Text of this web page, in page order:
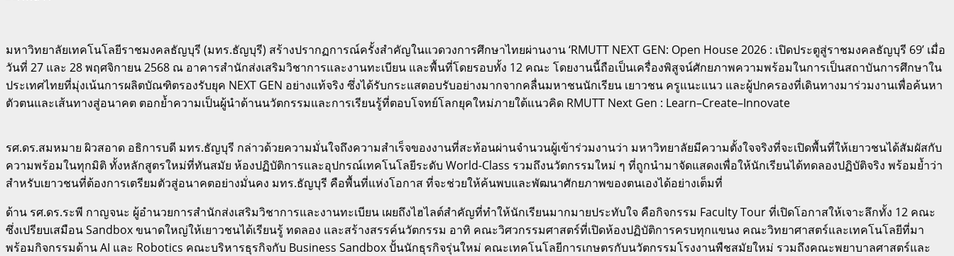
มหาวิทยาลัยเทคโนโลยีราชมงคลธัญบุรี (มทร.ธัญบุรี) สร้างปรากฏการณ์ครั้งสำคัญในแวดวงการศึกษาไทยผ่านงาน ‘RMUTT NEXT GEN: Open House 2026 : เปิดประตูสู่ราชมงคลธัญบุรี 69’ เมื่อ
วันที่ 27 และ 28 พฤศจิกายน 2568 ณ อาคารสำนักส่งเสริมวิชาการและงานทะเบียน และพื้นที่โดยรอบทั้ง 12 คณะ โดยงานนี้ถือเป็นเครื่องพิสูจน์ศักยภาพความพร้อมในการเป็นสถาบันการศึกษาใน
ประเทศไทยที่มุ่งเน้นการผลิตบัณฑิตรองรับยุค NEXT GEN อย่างแท้จริง ซึ่งได้รับกระแสตอบรับอย่างมากจากคลื่นมหาชนนักเรียน เยาวชน ครูแนะแนว และผู้ปกครองที่เดินทางมาร่วมงานเพื่อค้นหา
ตัวตนและเส้นทางสู่อนาคต ตอกย้ำความเป็นผู้นำด้านนวัตกรรมและการเรียนรู้ที่ตอบโจทย์โลกยุคใหม่ภายใต้แนวคิด RMUTT Next Gen : Learn–Create–Innovate
รศ.ดร.สมหมาย ผิวสอาด อธิการบดี มทร.ธัญบุรี กล่าวด้วยความมั่นใจถึงความสำเร็จของงานที่สะท้อนผ่านจำนวนผู้เข้าร่วมงานว่า มหาวิทยาลัยมีความตั้งใจจริงที่จะเปิดพื้นที่ให้เยาวชนได้สัมผัสกับ
ความพร้อมในทุกมิติ ทั้งหลักสูตรใหม่ที่ทันสมัย ห้องปฏิบัติการและอุปกรณ์เทคโนโลยีระดับ World-Class รวมถึงนวัตกรรมใหม่ ๆ ที่ถูกนำมาจัดแสดงเพื่อให้นักเรียนได้ทดลองปฏิบัติจริง พร้อมย้ำว่า
สำหรับเยาวชนที่ต้องการเตรียมตัวสู่อนาคตอย่างมั่นคง มทร.ธัญบุรี คือพื้นที่แห่งโอกาส ที่จะช่วยให้ค้นพบและพัฒนาศักยภาพของตนเองได้อย่างเต็มที่
ด้าน รศ.ดร.ระพี กาญจนะ ผู้อำนวยการสำนักส่งเสริมวิชาการและงานทะเบียน เผยถึงไฮไลต์สำคัญที่ทำให้นักเรียนมากมายประทับใจ คือกิจกรรม Faculty Tour ที่เปิดโอกาสให้เจาะลึกทั้ง 12 คณะ
ซึ่งเปรียบเสมือน Sandbox ขนาดใหญ่ให้เยาวชนได้เรียนรู้ ทดลอง และสร้างสรรค์นวัตกรรม อาทิ คณะวิศวกรรมศาสตร์ที่เปิดห้องปฏิบัติการครบทุกแขนง คณะวิทยาศาสตร์และเทคโนโลยีที่มา
พร้อมกิจกรรมด้าน AI และ Robotics คณะบริหารธุรกิจกับ Business Sandbox ปั้นนักธุรกิจรุ่นใหม่ คณะเทคโนโลยีการเกษตรกับนวัตกรรมโรงงานพืชสมัยใหม่ รวมถึงคณะพยาบาลศาสตร์และ